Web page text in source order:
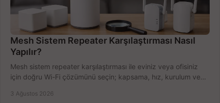
Mesh Sistem Repeater Karşılaştırması Nasıl
Yapılır?
Mesh sistem repeater karşılaştırması ile eviniz veya ofisiniz
için doğru Wi-Fi çözümünü seçin; kapsama, hız, kurulum ve
3 Ağustos 2026